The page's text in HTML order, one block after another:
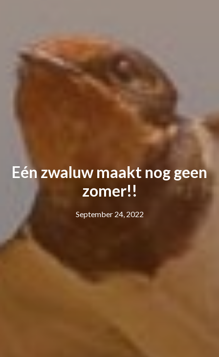
Eén zwaluw maakt nog geen
zomer!!
September 24, 2022